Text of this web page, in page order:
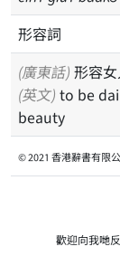
形容詞
(廣東話) 形容
(英文) to be
beauty
© 2021 香港辭書有限
歡迎向我哋